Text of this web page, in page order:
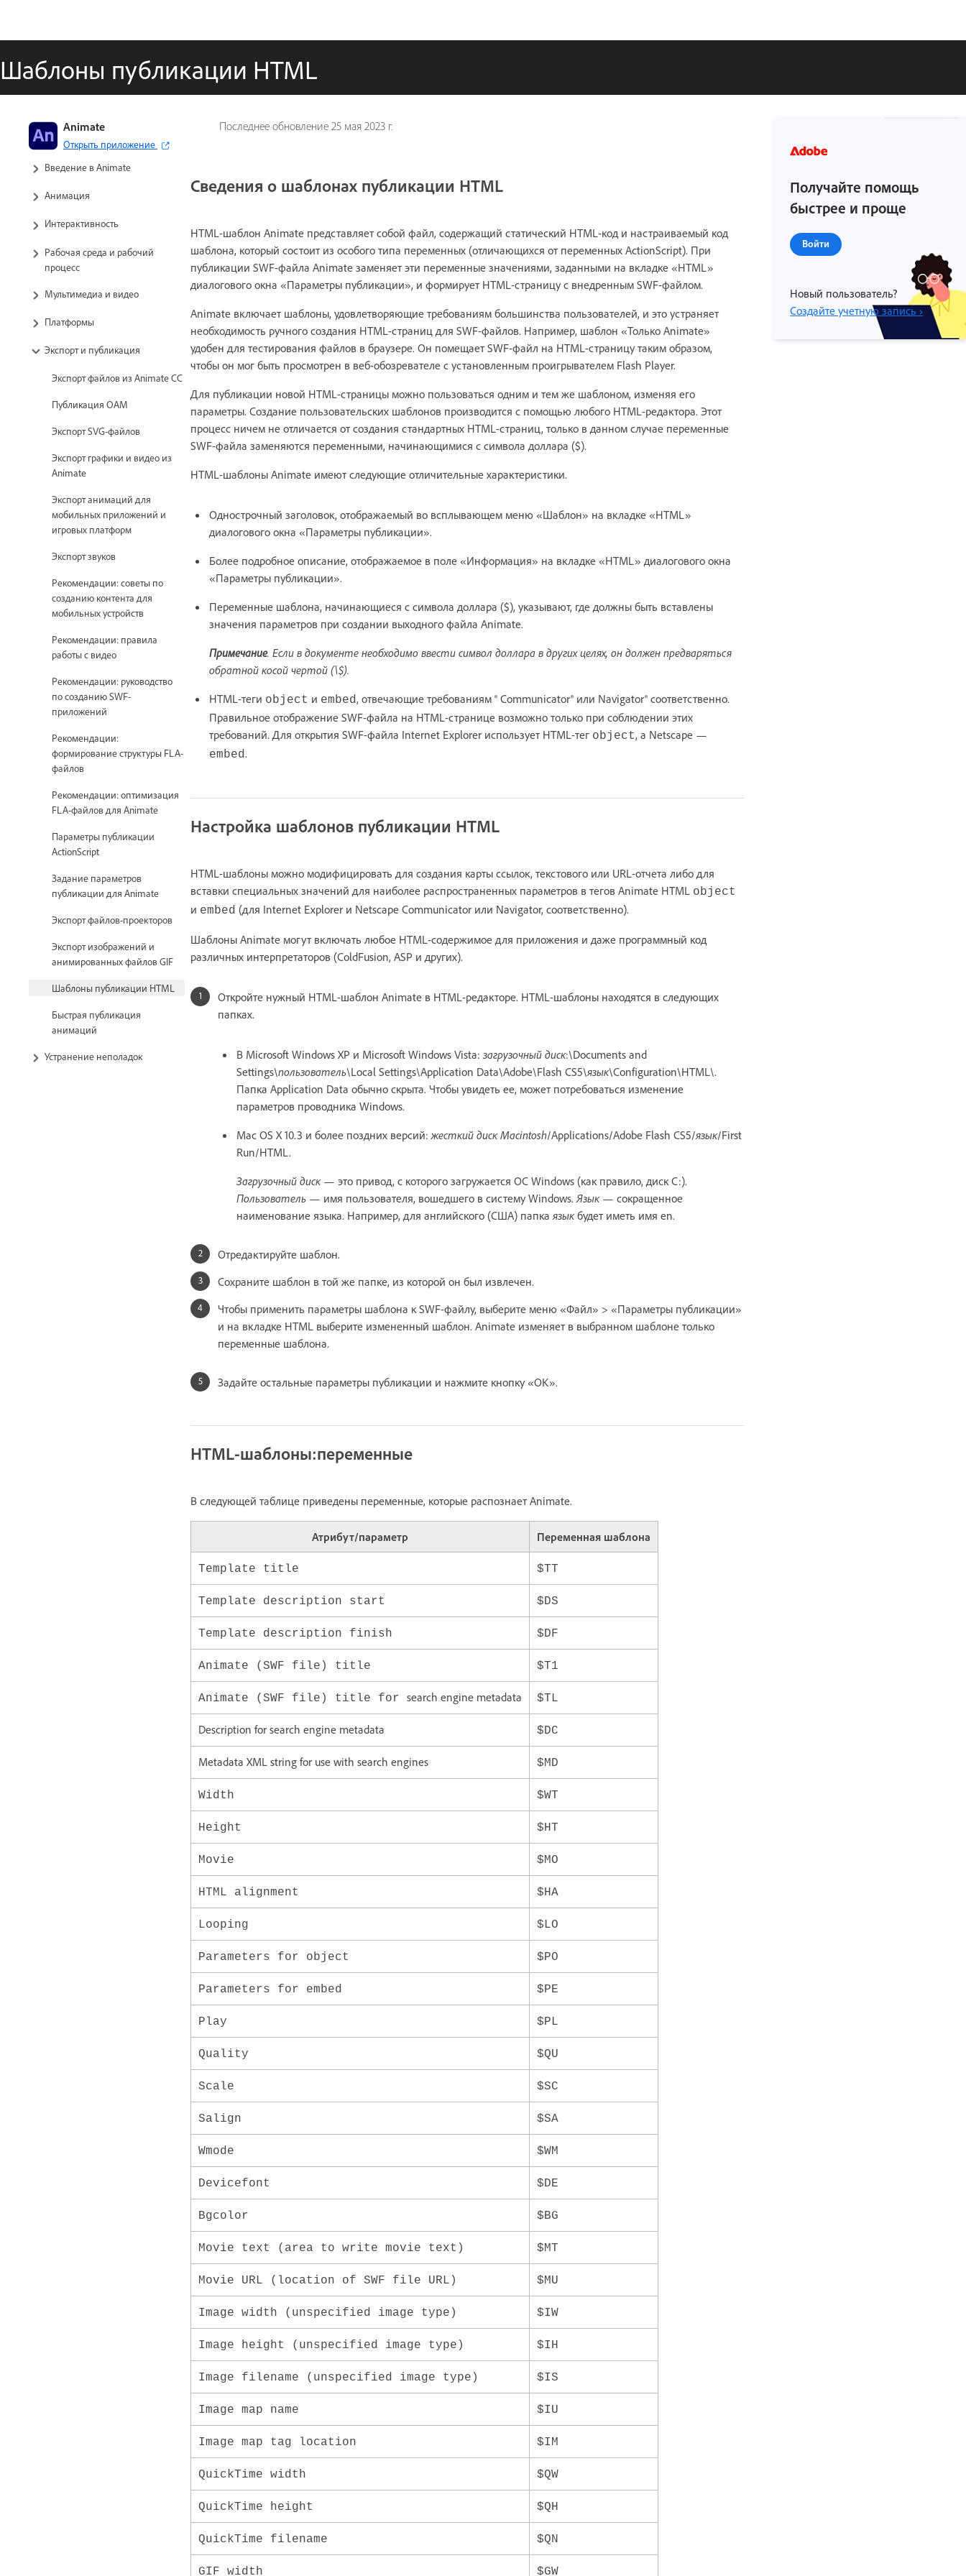
Шаблоны публикации HTML
Последнее обновление 25 мая 2023 г.
Animate
Открыть приложение
Руководство пользователя
Adobe Animate
Введение в Animate
Анимация
Интерактивность
Рабочая среда и рабочий
процесс
Мультимедиа и видео
Платформы
Экспорт и публикация
Экспорт файлов из Animate CC
Публикация OAM
Экспорт SVG-файлов
Экспорт графики и видео из
Animate
Экспорт анимаций для
мобильных приложений и
игровых платформ
Экспорт звуков
Рекомендации: советы по
созданию контента для
мобильных устройств
Рекомендации: правила
работы с видео
Рекомендации: руководство
по созданию SWF-
приложений
Рекомендации:
формирование структуры FLA-
файлов
Рекомендации: оптимизация
FLA-файлов для Animate
Параметры публикации
ActionScript
Задание параметров
публикации для Animate
Экспорт файлов-проекторов
Экспорт изображений и
анимированных файлов GIF
Шаблоны публикации HTML
Быстрая публикация
анимаций
Устранение неполадок
Сведения о шаблонах публикации HTML
HTML-шаблон Animate представляет собой файл, содержащий статический HTML-код и настраиваемый код
шаблона, который состоит из особого типа переменных (отличающихся от переменных ActionScript). При
публикации SWF-файла Animate заменяет эти переменные значениями, заданными на вкладке «HTML»
диалогового окна «Параметры публикации», и формирует HTML-страницу с внедренным SWF-файлом.
Animate включает шаблоны, удовлетворяющие требованиям большинства пользователей, и это устраняет
необходимость ручного создания HTML-страниц для SWF-файлов. Например, шаблон «Только Animate»
удобен для тестирования файлов в браузере. Он помещает SWF-файл на HTML-страницу таким образом,
чтобы он мог быть просмотрен в веб-обозревателе с установленным проигрывателем Flash Player.
Для публикации новой HTML-страницы можно пользоваться одним и тем же шаблоном, изменяя его
параметры. Создание пользовательских шаблонов производится с помощью любого HTML-редактора. Этот
процесс ничем не отличается от создания стандартных HTML-страниц, только в данном случае переменные
SWF-файла заменяются переменными, начинающимися с символа доллара ($).
HTML-шаблоны Animate имеют следующие отличительные характеристики.
Однострочный заголовок, отображаемый во всплывающем меню «Шаблон» на вкладке «HTML»
диалогового окна «Параметры публикации».
Более подробное описание, отображаемое в поле «Информация» на вкладке «HTML» диалогового окна
«Параметры публикации».
Переменные шаблона, начинающиеся с символа доллара ($), указывают, где должны быть вставлены
значения параметров при создании выходного файла Animate.
Примечание. Если в документе необходимо ввести символ доллара в других целях, он должен предваряться
обратной косой чертой (\$).
HTML-теги object и embed, отвечающие требованиям ® Communicator® или Navigator® соответственно.
Правильное отображение SWF-файла на HTML-странице возможно только при соблюдении этих
требований. Для открытия SWF-файла Internet Explorer использует HTML-тег object, а Netscape —
embed.
Настройка шаблонов публикации HTML
HTML-шаблоны можно модифицировать для создания карты ссылок, текстового или URL-отчета либо для
вставки специальных значений для наиболее распространенных параметров в тегов Animate HTML object
и embed (для Internet Explorer и Netscape Communicator или Navigator, соответственно).
Шаблоны Animate могут включать любое HTML-содержимое для приложения и даже программный код
различных интерпретаторов (ColdFusion, ASP и других).
Откройте нужный HTML-шаблон Animate в HTML-редакторе. HTML-шаблоны находятся в следующих
папках.
В Microsoft Windows XP и Microsoft Windows Vista: загрузочный диск:\Documents and
Settings\пользователь\Local Settings\Application Data\Adobe\Flash CS5\язык\Configuration\HTML\.
Папка Application Data обычно скрыта. Чтобы увидеть ее, может потребоваться изменение
параметров проводника Windows.
Mac OS X 10.3 и более поздних версий: жесткий диск Macintosh/Applications/Adobe Flash CS5/язык/First
Run/HTML.
Загрузочный диск— это привод, с которого загружается ОС Windows (как правило, диск C:).
Пользователь — имя пользователя, вошедшего в систему Windows. Язык— сокращенное
наименование языка. Например, для английского (США) папка языкбудет иметь имя en.
Отредактируйте шаблон.
Сохраните шаблон в той же папке, из которой он был извлечен.
Чтобы применить параметры шаблона к SWF-файлу, выберите меню «Файл» > «Параметры публикации»
и на вкладке HTML выберите измененный шаблон. Animate изменяет в выбранном шаблоне только
переменные шаблона.
Задайте остальные параметры публикации и нажмите кнопку «ОК».
HTML-шаблоны:переменные
В следующей таблице приведены переменные, которые распознает Animate.
Атрибут/параметр Переменная шаблона
Template title $TT
Template description start $DS
Template description finish $DF
Animate (SWF file) title $T1
Animate (SWF file) title for search engine metadata $TL
Description for search engine metadata $DC
Metadata XML string for use with search engines $MD
Width $WT
Height $HT
Movie $MO
HTML alignment $HA
Looping $LO
Parameters for object $PO
Parameters for embed $PE
Play $PL
Quality $QU
Scale $SC
Salign $SA
Wmode $WM
Devicefont $DE
Bgcolor $BG
Movie text (area to write movie text) $MT
Movie URL (location of SWF file URL) $MU
Image width (unspecified image type) $IW
Image height (unspecified image type) $IH
Image filename (unspecified image type) $IS
Image map name $IU
Image map tag location $IM
QuickTime width $QW
QuickTime height $QH
QuickTime filename $QN
GIF width $GW
Получайте помощь
быстрее и проще
Войти
Новый пользователь?
Создайте учетную запись ›